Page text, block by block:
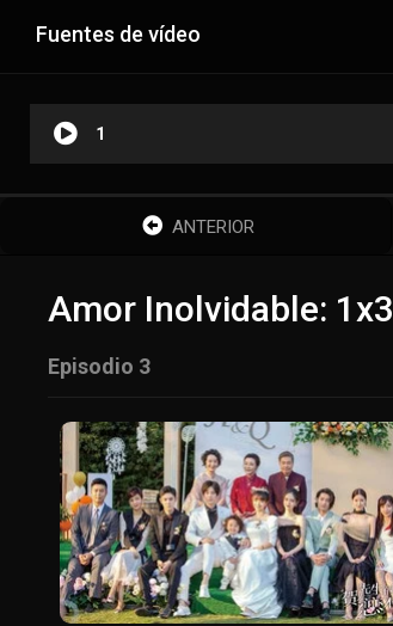
Fuentes de vídeo
1
ANTERIOR
Amor Inolvidable: 1x3
Episodio 3